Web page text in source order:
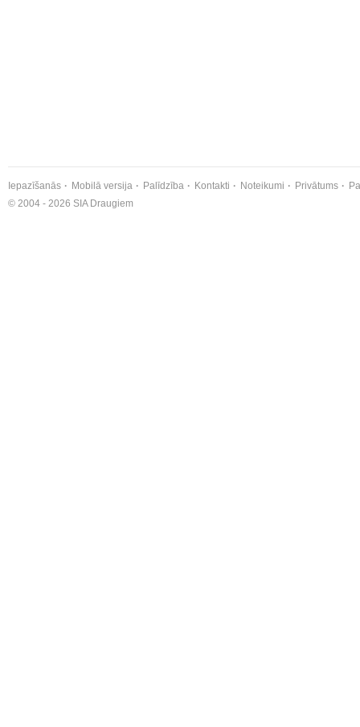
Iepazīšanās Mobilā versija Palīdzība Kontakti Noteikumi Privātums
© 2004 - 2026 SIA Draugiem